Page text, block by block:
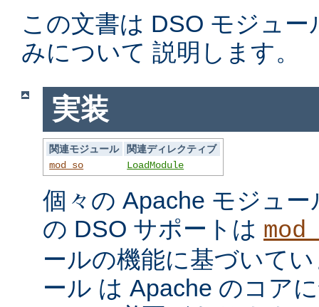
この文書は DSO モジュ
みについて 説明します。
実装
関連モジュール
関連ディレクティブ
mod_so
LoadModule
個々の Apache モジュ
の DSO サポートは
ールの機能に基づいて
ール は Apache のコア